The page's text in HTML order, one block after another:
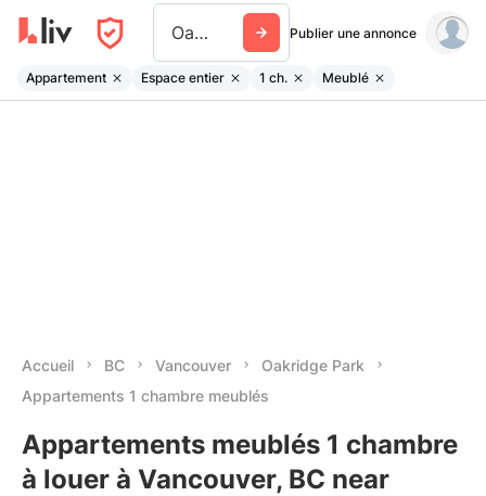
Oakridge Park Publier une annonce
Appartement Espace entier 1 ch. Meublé
Accueil BC Vancouver
Oakridge Park
Appartements 1 chambre meublés
Appartements meublés 1 chambre
à louer à Vancouver, BC near